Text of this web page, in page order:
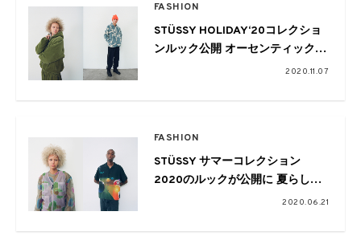
FASHION
STÜSSY HOLIDAY‘20コレクショ
ンルック公開 オーセンティックな
2020.11.07
FASHION
STÜSSY サマーコレクション
2020のルックが公開に 夏らしい
グラフィックから定番モノまでズ
2020.06.21